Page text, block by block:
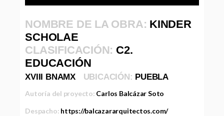
NOMBRE DE LA OBRA: KINDER
SCHOLAE
CLASIFICACIÓN: C2.
EDUCACIÓN
XVIII BNAMX UBICACIÓN: PUEBLA
Autoría del proyecto: Carlos Balcázar Soto
Despacho: https://balcazararquitectos.com/